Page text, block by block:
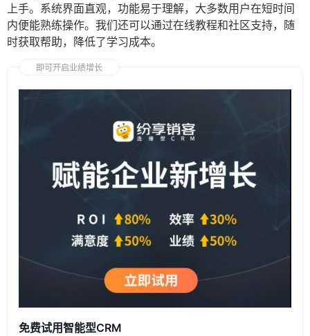
上手。系统界面直观，功能易于理解，大多数用户在短时间
内便能熟练操作。我们还可以通过在线教程和社区支持，随
时获取帮助，降低了学习成本。
即可开启业绩增长
免费试用智能型CRM